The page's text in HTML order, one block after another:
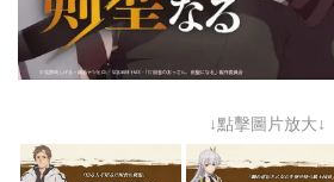
↓點擊圖片放大↓